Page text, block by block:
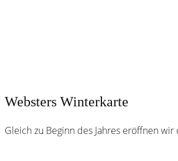
Websters Winterkarte
Gleich zu Beginn des Jahres eröffnen